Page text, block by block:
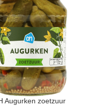
Augurken zoetzuur